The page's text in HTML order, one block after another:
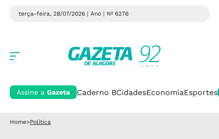
terça-feira, 28/07/2026 | Ano | Nº 6276
Assine a Gazeta Caderno BCidadesEconomiaEsportes
Home>Política